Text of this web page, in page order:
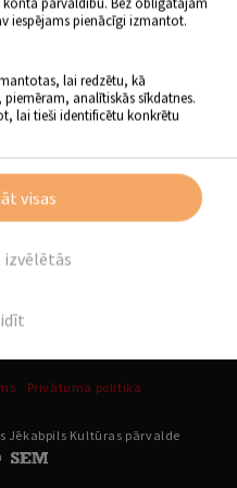
Privātuma politika
Jēkabpils Kultūras pārvalde
iespējams pienācīgi izmantot.
lai redzētu, kā
analītiskās sīkdatnes.
lai tieši identificētu konkrētu
visas